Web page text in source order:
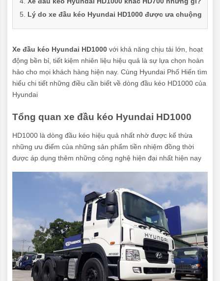
Lý do xe đầu kéo Hyundai HD1000 được ưa chuộng
Xe đầu kéo Hyundai HD1000 với khả năng chịu tải lớn, hoạt
động bền bỉ, tiết kiệm nhiên liệu hiệu quả là sự lựa chọn hoàn
hảo cho mọi khách hàng hiện nay. Cùng Hyundai Phố Hiến tìm
hiểu chi tiết những điều cần biết về dòng đầu kéo HD1000 của
Hyundai
Tổng quan xe đầu kéo Hyundai HD1000
HD1000 là dòng đầu kéo hiệu quả nhất nhờ được kế thừa
những ưu điểm của những sản phẩm tiền nhiệm đồng thời
được áp dụng thêm những công nghệ hiện đại nhất hiện nay